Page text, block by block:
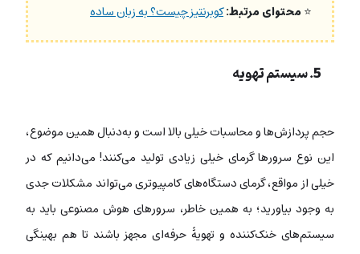
⭐محتوای مرتبط:کوبرنتیز چیست؟ به زبان ساده
5. سیستم تهویه
حجم پردازش‌ها و محاسبات خیلی بالا است و به‌دنبال همین موضوع،
این نوع سرورها گرمای خیلی زیادی تولید می‌کنند! می‌دانیم که در
خیلی از مواقع، گرمای دستگاه‌های کامپیوتری می‌تواند مشکلات جدی
به وجود بیاورید؛ به همین خاطر، سرورهای هوش مصنوعی باید به
سیستم‌های خنک‌کننده و تهویۀ حرفه‌ای مجهز باشند تا هم بهینگی